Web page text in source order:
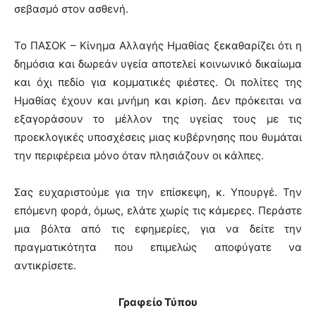
σεβασμό στον ασθενή.
Το ΠΑΣΟΚ – Κίνημα Αλλαγής Ημαθίας ξεκαθαρίζει ότι η
δημόσια και δωρεάν υγεία αποτελεί κοινωνικό δικαίωμα
και όχι πεδίο για κομματικές φιέστες. Οι πολίτες της
Ημαθίας έχουν και μνήμη και κρίση. Δεν πρόκειται να
εξαγοράσουν το μέλλον της υγείας τους με τις
προεκλογικές υποσχέσεις μιας κυβέρνησης που θυμάται
την περιφέρεια μόνο όταν πλησιάζουν οι κάλπες.
Σας ευχαριστούμε για την επίσκεψη, κ. Υπουργέ. Την
επόμενη φορά, όμως, ελάτε χωρίς τις κάμερες. Περάστε
μια βόλτα από τις εφημερίες, για να δείτε την
πραγματικότητα που επιμελώς αποφύγατε να
αντικρίσετε.
Γραφείο Τύπου